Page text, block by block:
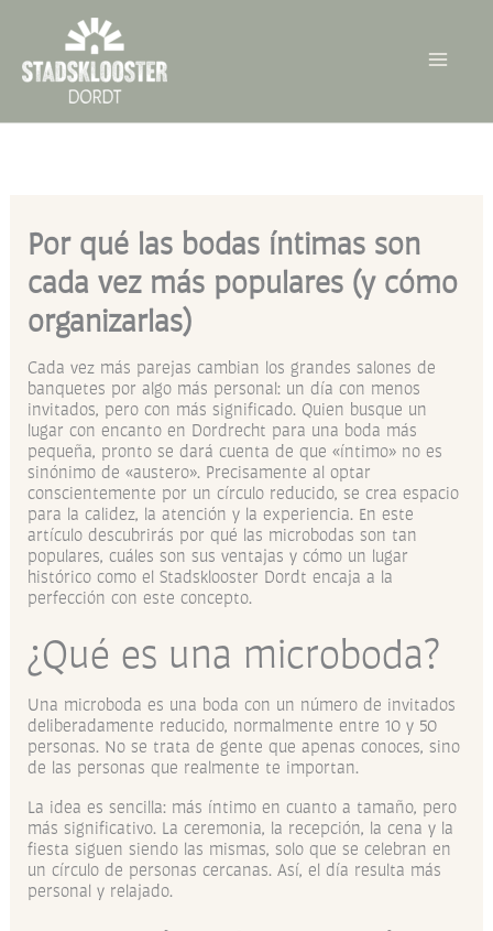
contenido
Por qué las bodas íntimas son
cada vez más populares (y cómo
organizarlas)
Cada vez más parejas cambian los grandes salones de
banquetes por algo más personal: un día con menos
invitados, pero con más significado. Quien busque un
lugar con encanto en Dordrecht para una boda más
pequeña, pronto se dará cuenta de que «íntimo» no es
sinónimo de «austero». Precisamente al optar
conscientemente por un círculo reducido, se crea espacio
para la calidez, la atención y la experiencia. En este
artículo descubrirás por qué las microbodas son tan
populares, cuáles son sus ventajas y cómo un lugar
histórico como el Stadsklooster Dordt encaja a la
perfección con este concepto.
¿Qué es una microboda?
Una microboda es una boda con un número de invitados
deliberadamente reducido, normalmente entre 10 y 50
personas. No se trata de gente que apenas conoces, sino
de las personas que realmente te importan.
La idea es sencilla: más íntimo en cuanto a tamaño, pero
más significativo. La ceremonia, la recepción, la cena y la
fiesta siguen siendo las mismas, solo que se celebran en
un círculo de personas cercanas. Así, el día resulta más
personal y relajado.